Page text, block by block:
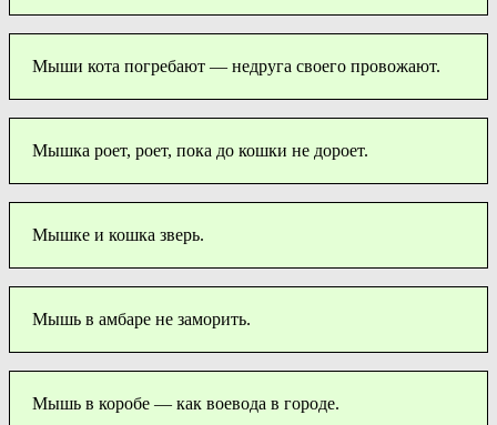
Мыши кота погребают — недруга своего провожают.
Мышка роет, роет, пока до кошки не дороет.
Мышке и кошка зверь.
Мышь в амбаре не заморить.
Мышь в коробе — как воевода в городе.